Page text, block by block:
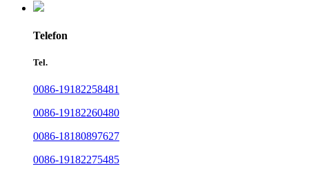
Telefon
Tel.
0086-19182258481
0086-19182260480
0086-18180897627
0086-19182275485